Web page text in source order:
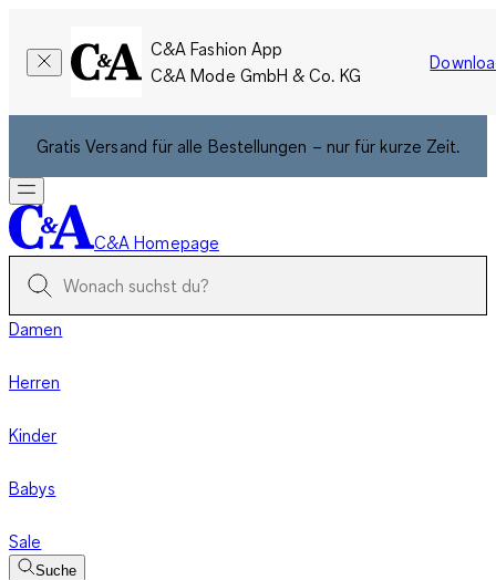
C&A Fashion App
C&A Mode GmbH & Co. KG
Gratis Versand für alle Bestellungen – nur für kurze Zeit.
C&A Homepage
Damen
Herren
Kinder
Babys
Sale
Suche